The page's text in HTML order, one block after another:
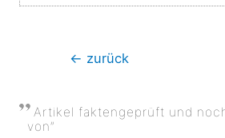
Beitragsnavigation
← zurück
Artikel faktengeprüft und
von”